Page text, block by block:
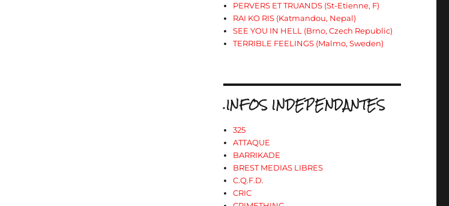
PERVERS ET TRUANDS (St-Etienne, F)
RAI KO RIS (Katmandou, Nepal)
SEE YOU IN HELL (Brno, Czech Republic)
TERRIBLE FEELINGS (Malmo, Sweden)
.INFOS INDEPENDANTES
325
ATTAQUE
BARRIKADE
BREST MEDIAS LIBRES
C.Q.F.D.
CRIC